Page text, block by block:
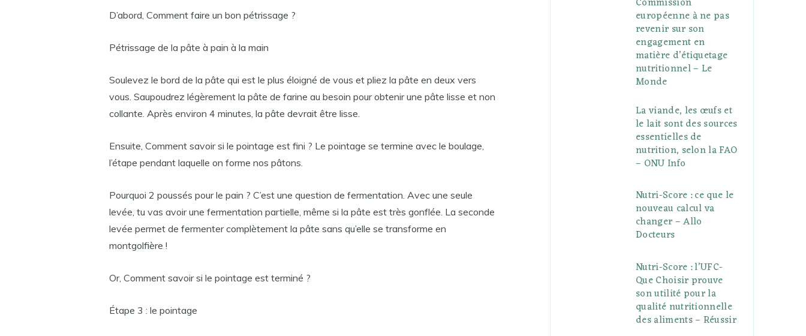
D’abord, Comment faire un bon pétrissage ?
Pétrissage de la pâte à pain à la main
Soulevez le bord de la pâte qui est le plus éloigné de vous et pliez la pâte en deux vers
vous. Saupoudrez légèrement la pâte de farine au besoin pour obtenir une pâte lisse et non
collante. Après environ 4 minutes, la pâte devrait être lisse.
Ensuite, Comment savoir si le pointage est fini ? Le pointage se termine avec le boulage,
l’étape pendant laquelle on forme nos pâtons.
Pourquoi 2 poussés pour le pain ? C’est une question de fermentation. Avec une seule
levée, tu vas avoir une fermentation partielle, même si la pâte est très gonflée. La seconde
levée permet de fermenter complètement la pâte sans qu’elle se transforme en
montgolfière !
Or, Comment savoir si le pointage est terminé ?
Étape 3 : le pointage
européenne à ne pas
revenir sur son
engagement en
matière d’étiquetage
nutritionnel – Le
Monde
La viande, les œufs et
le lait sont des sources
essentielles de
nutrition, selon la FAO
– ONU Info
Nutri-Score : ce que le
nouveau calcul va
changer – Allo
Docteurs
Nutri-Score : l’UFC-
Que Choisir prouve
son utilité pour la
qualité nutritionnelle
des aliments – Réussir